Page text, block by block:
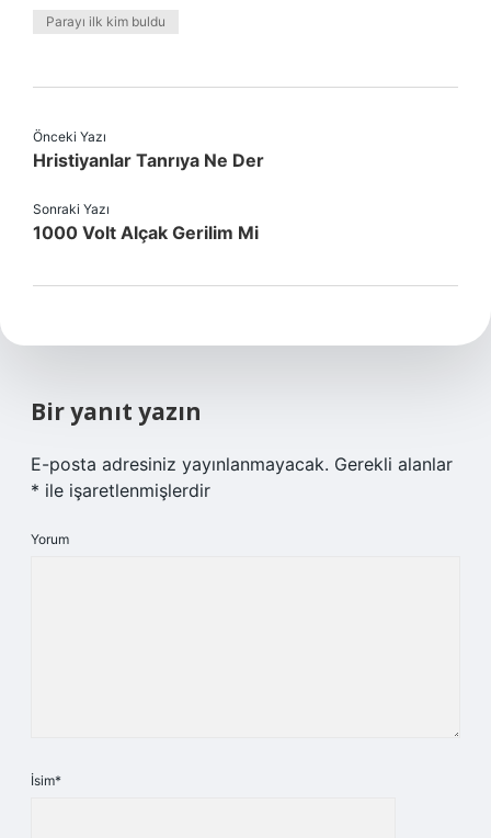
Parayı ilk kim buldu
Önceki Yazı
Hristiyanlar Tanrıya Ne Der
Sonraki Yazı
1000 Volt Alçak Gerilim Mi
Bir yanıt yazın
E-posta adresiniz yayınlanmayacak. Gerekli alanlar
* ile işaretlenmişlerdir
Yorum
İsim*